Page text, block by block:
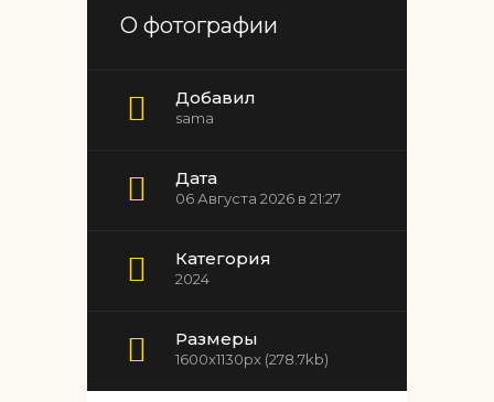
О фотографии
Добавил
sama
Дата
06 Августа 2026 в 21:27
Категория
2024
Размеры
1600x1130px (278.7kb)